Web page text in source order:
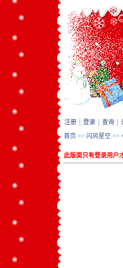
注册 登录 查询
首页 >> 闪风星空 >>
此版面只有登录用户